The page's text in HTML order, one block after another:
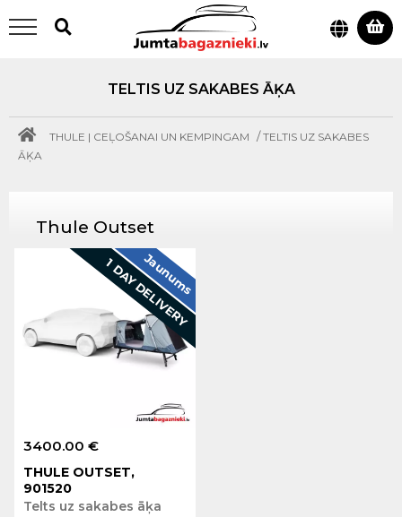
TELTIS UZ SAKABES ĀĶA
THULE | CEĻOŠANAI UN KEMPINGAM /TELTIS UZ SAKABES
ĀĶA
Thule Outset
3400.00 €
THULE OUTSET,
901520
Telts uz sakabes āķa
Jaunums
1 DAY DELIVERY